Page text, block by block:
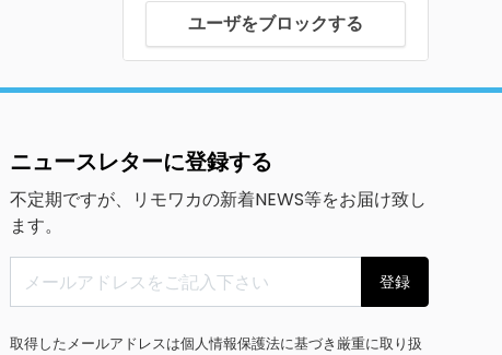
ユーザをブロックする
ニュースレターに登録する
不定期ですが、リモワカの新着NEWS等をお届け致し
ます。
登録
取得したメールアドレスは個人情報保護法に基づき厳重に取り扱